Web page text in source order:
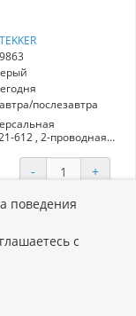
послезавтра
612 , 2-проводная
провода
материал
- +
В корзину
103 супер-
поведения
с